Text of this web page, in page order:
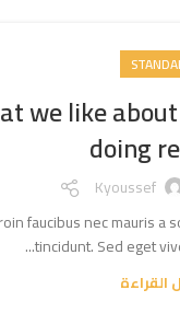
we like
doing
Kyoussef
faucibus nec mauris
tincidunt. Sed eget